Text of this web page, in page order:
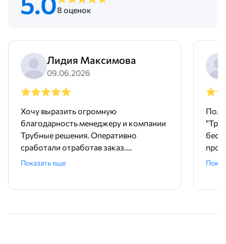
8 оценок
Лидия Максимова
09.06.2026
Хочу выразить огромную
благодарность менеджеру и компании
Трубные решения. Оперативно
сработали отработав заказ.
Доставили точно в срок и без
Показать еще